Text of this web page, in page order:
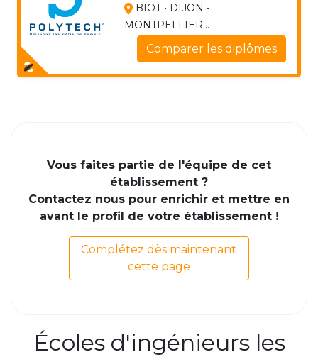
BIOT • DIJON •
MONTPELLIER...
Comparer les diplômes
Vous faites partie de l'équipe de cet
établissement ?
Contactez nous pour enrichir et mettre en
avant le profil de votre établissement !
Complétez dès maintenant
cette page
Écoles d'ingénieurs les